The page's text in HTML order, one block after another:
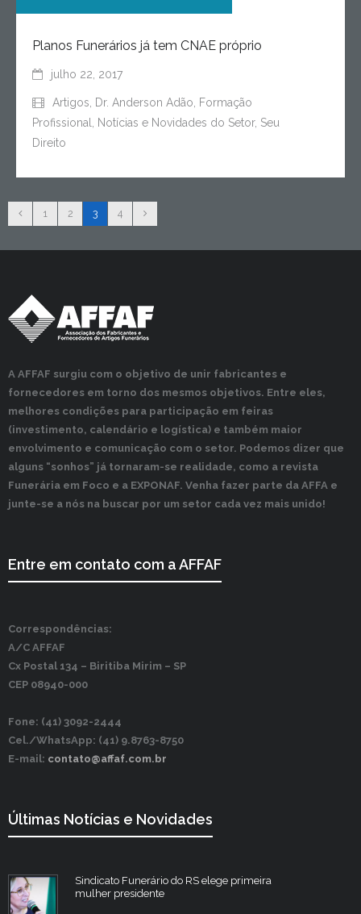
Planos Funerários já tem CNAE próprio
julho 22, 2017
Artigos Dr. Anderson Adão
Formação
Profissional
Notícias e Novidades do Setor, Seu
Direito
1 2 3 4
A AFFAF surgiu com o objetivo de unir fabricantes e
fornecedores em torno dos mesmos objetivos. Entre eles,
melhores condições para participação em feiras
(investimento, calendário e logística) e também maior
envolvimento e comunicação com o setor. Podemos dizer que
alguns “sonhos” já tornaram-se realidade, como a revista
Funerária em Foco e a EXPONAF. Venha fazer parte da AFFA e
junte-se a nós na buscar por um setor cada vez mais unido!
Entre em contato com a AFFAF
Correspondências:
A/C AFFAF
Cx Postal 134 – Biritiba Mirim – SP
CEP 08940-000
Fone: (41) 3092-2444
Cel./WhatsApp: (41) 9.8763-8750
E-mail: contato@affaf.com.br
Últimas Notícias e Novidades
Sindicato Funerário do RS elege primeira
mulher presidente